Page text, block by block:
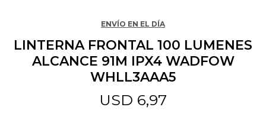
ENVÍO EN EL DÍA
LINTERNA FRONTAL 100 LUMENES
ALCANCE 91M IPX4 WADFOW
WHLL3AAA5
USD 6,97
Mascotas